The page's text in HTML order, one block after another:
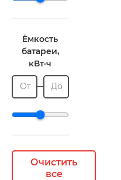
Ёмкость
батареи,
кВт·ч
От До
Очистить
все